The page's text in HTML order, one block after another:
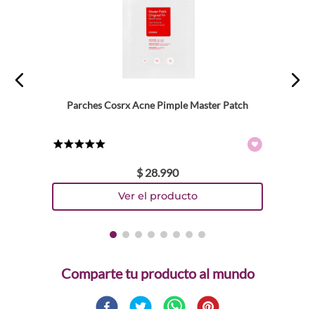
Parches Cosrx Acne Pimple Master Patch
$ 28.990
Comparte